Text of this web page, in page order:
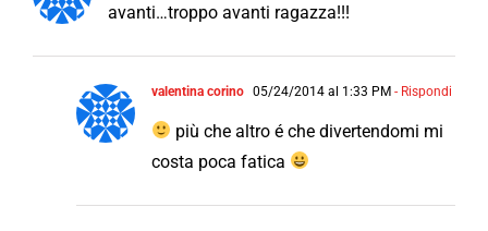
avanti…troppo avanti ragazza!!!
valentina corino 05/24/2014 al 1:33 PM - Rispondi
più che altro é che divertendomi mi
costa poca fatica